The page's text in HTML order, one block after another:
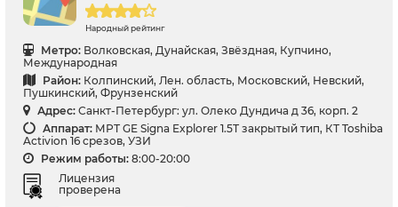
Народный рейтинг
Метро: Волковская, Дунайская, Звёздная, Купчино,
Международная
Район: Колпинский, Лен. область, Московский, Невский,
Пушкинский, Фрунзенский
Адрес: Санкт-Петербург: ул. Олеко Дундича д 36, корп. 2
Аппарат: МРТ GE Signa Explorer 1.5Т закрытый тип, КТ Toshiba
Activion 16 срезов, УЗИ
Режим работы: 8:00-20:00
Лицензия
проверена